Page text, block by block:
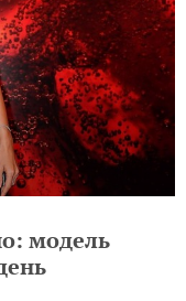
модель